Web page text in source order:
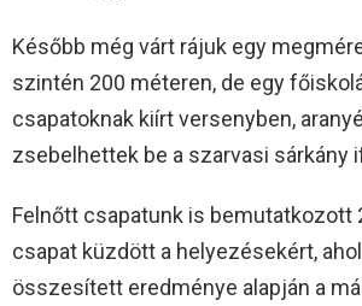
Később még várt rájuk egy
szintén 200 méteren, de egy
csapatoknak kiírt versenyben,
zsebelhettek be a szarvasi sárkány
Felnőtt csapatunk is bemutatkozott
csapat küzdött a helyezésekért,
összesített eredménye alapján a